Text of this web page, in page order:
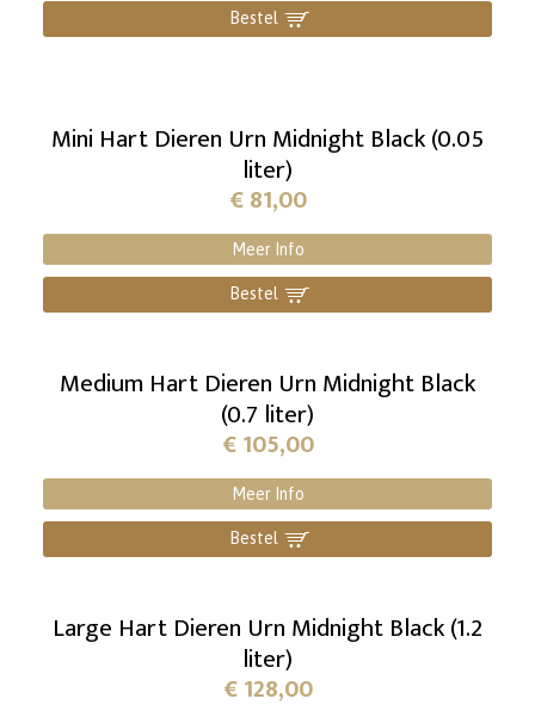
Bestel ]
Mini Hart Dieren Urn Midnight Black (0.05
liter)
€81,00
Meer Info
Bestel ]
Medium Hart Dieren Urn Midnight Black
(0.7 liter)
€105,00
Meer Info
Bestel ]
Large Hart Dieren Urn Midnight Black (1.2
liter)
€128,00